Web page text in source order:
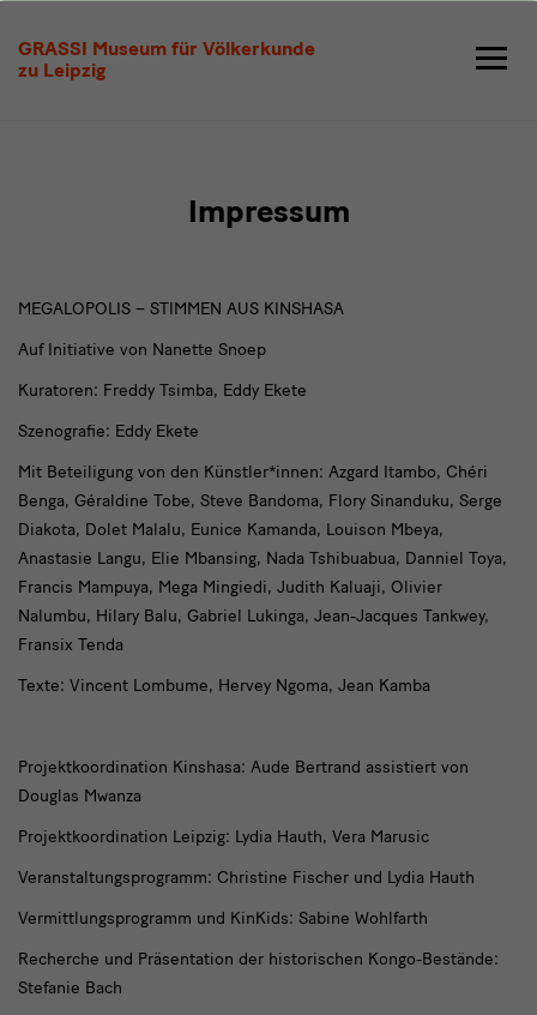
GRASSI Museum für Völkerkunde
zu Leipzig
Impressum
MEGALOPOLIS – STIMMEN AUS KINSHASA
Auf Initiative von Nanette Snoep
Kuratoren: Freddy Tsimba, Eddy Ekete
Szenografie: Eddy Ekete
Mit Beteiligung von den Künstler*innen: Azgard Itambo, Chéri
Benga, Géraldine Tobe, Steve Bandoma, Flory Sinanduku, Serge
Diakota, Dolet Malalu, Eunice Kamanda, Louison Mbeya,
Anastasie Langu, Elie Mbansing, Nada Tshibuabua, Danniel Toya,
Francis Mampuya, Mega Mingiedi, Judith Kaluaji, Olivier
Nalumbu, Hilary Balu, Gabriel Lukinga, Jean-Jacques Tankwey,
Fransix Tenda
Texte: Vincent Lombume, Hervey Ngoma, Jean Kamba
Projektkoordination Kinshasa: Aude Bertrand assistiert von
Douglas Mwanza
Projektkoordination Leipzig: Lydia Hauth, Vera Marusic
Veranstaltungsprogramm: Christine Fischer und Lydia Hauth
Vermittlungsprogramm und KinKids: Sabine Wohlfarth
Recherche und Präsentation der historischen Kongo-Bestände:
Stefanie Bach